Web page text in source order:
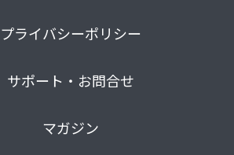
プライバシーポリシー
サポート・お問合せ
マガジン